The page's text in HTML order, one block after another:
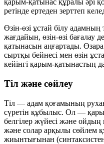
қарым-қатынас құралы әрі
ретінде ертеден зерттеп
Өзін-өзі ұстай білу адамның
жағдайын, өзін-өзі бағалау
қатынасын аңғартады.
сыртқы бейнесі мен өзін
кейінгі қарым-қатынастың
Тіл және сөйлеу
Тіл — адам қоғамының
сүретін құбылыс. Ол —
белгілер жүйесі және
және солар арқылы сөйлем
жиынтығынан